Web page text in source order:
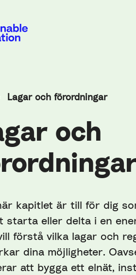
Lagar och förordningar
och
kapitlet är till för dig
starta eller delta i en
förstå vilka lagar och
dina möjligheter.
att bygga ett elnät,